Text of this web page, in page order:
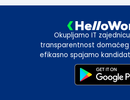
Okupljamo IT
transparentnost domaćeg
efikasno spajamo